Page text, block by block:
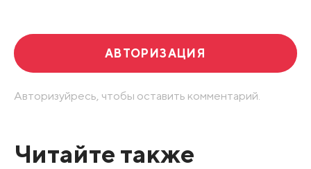
АВТОРИЗАЦИЯ
Авторизуйресь, чтобы оставить комментарий.
Читайте также